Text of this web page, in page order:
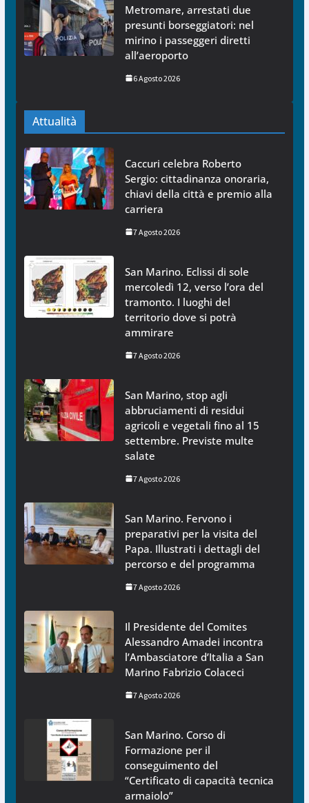
Metromare, arrestati due
presunti borseggiatori: nel
mirino i passeggeri diretti
all’aeroporto
6 Agosto 2026
Attualità
Caccuri celebra Roberto
Sergio: cittadinanza onoraria,
chiavi della città e premio alla
carriera
7 Agosto 2026
San Marino. Eclissi di sole
mercoledì 12, verso l’ora del
tramonto. I luoghi del
territorio dove si potrà
ammirare
7 Agosto 2026
San Marino, stop agli
abbruciamenti di residui
agricoli e vegetali fino al 15
settembre. Previste multe
salate
7 Agosto 2026
San Marino. Fervono i
preparativi per la visita del
Papa. Illustrati i dettagli del
percorso e del programma
7 Agosto 2026
Il Presidente del Comites
Alessandro Amadei incontra
l’Ambasciatore d’Italia a San
Marino Fabrizio Colaceci
7 Agosto 2026
San Marino. Corso di
Formazione per il
conseguimento del
“Certificato di capacità tecnica
armaiolo”